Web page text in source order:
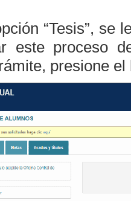
“Tesis”, se
este proceso
presione